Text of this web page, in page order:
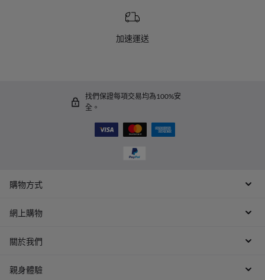
加速運送
找們保證每項交易均為100%安
全。
購物方式
網上購物
關於我們
親身體驗